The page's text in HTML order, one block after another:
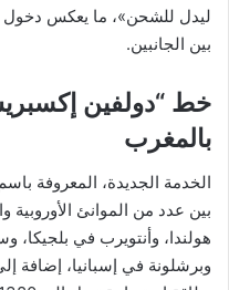
ليدل للشحن»، ما يعكس دخول
بين الجانبين.
خط “دولفين
بالمغرب
بين عدد من الموانئ
هولندا، وأنتويرب في بلجيكا،
وبرشلونة في إسبانيا، إضافة